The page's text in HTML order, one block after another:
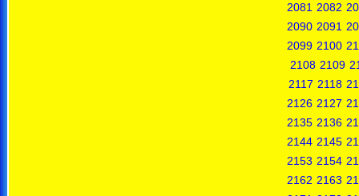
2081 2082
2090 2091
2099 2100
2108 2109
2117 2118
2126 2127
2135 2136
2144 2145
2153 2154
2162 2163